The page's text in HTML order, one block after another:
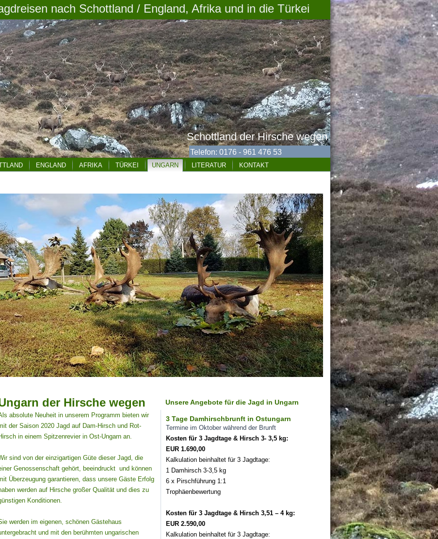
nach Schottland / England, Afrika und in die Türkei
Schottland der Hirsche wegen
Telefon: 0176 - 961 476 53
ENGLAND AFRIKA TÜRKEI UNGARN LITERATUR KONTAKT
der Hirsche wegen Unsere Angebote für die Jagd in Ungarn
absolute Neuheit in unserem Programm bieten wir
der Saison 2020 Jagd auf Dam-Hirsch und Rot-
in einem Spitzenrevier in Ost-Ungarn an.
sind von der einzigartigen Güte dieser Jagd, die
Genossenschaft gehört, beeindruckt und können
Überzeugung garantieren, dass unsere Gäste Erfolg
werden auf Hirsche großer Qualität und dies zu
Konditionen.
werden im eigenen, schönen Gästehaus
und mit den berühmten ungarischen
3 Tage Damhirschbrunft in Ostungarn
Termine im Oktober während der Brunft
Kosten für 3 Jagdtage & Hirsch 3- 3,5 kg:
EUR 1.690,00
Kalkulation beinhaltet für 3 Jagdtage:
1 Damhirsch 3-3,5 kg
6 x Pirschführung 1:1
Trophäenbewertung
Kosten für 3 Jagdtage & Hirsch 3,51 – 4 kg:
EUR 2.590,00
Kalkulation beinhaltet für 3 Jagdtage: